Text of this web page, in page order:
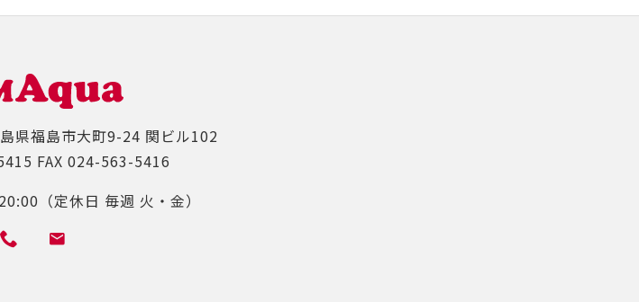
県福島市大町9-24 関ビル102
FAX 024-563-5416
（定休日 毎週 火・金）